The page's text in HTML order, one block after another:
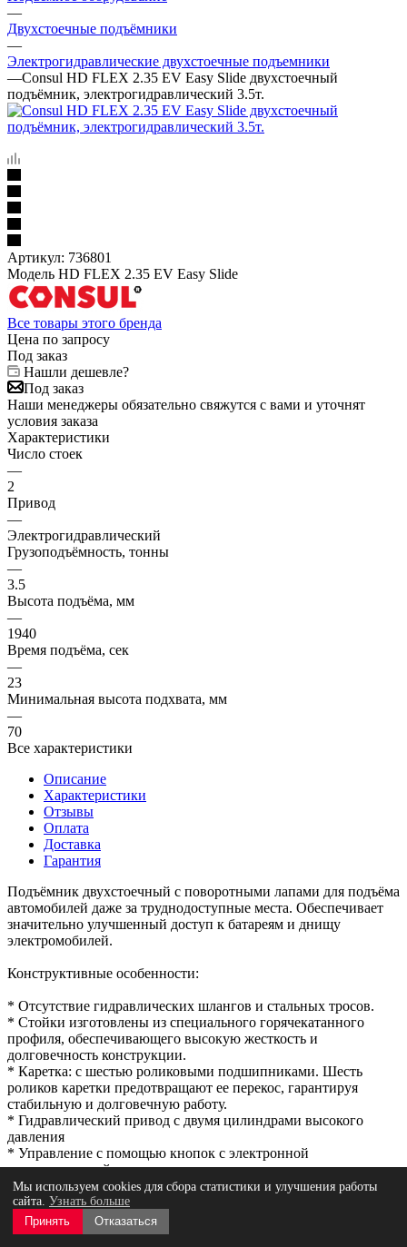
—
Двухстоечные подъёмники
—
Электрогидравлические двухстоечные подъемники
—Consul HD FLEX 2.35 EV Easy Slide двухстоечный
подъёмник, электрогидравлический 3.5т.
Артикул: 736801
Модель HD FLEX 2.35 EV Easy Slide
Все товары этого бренда
Цена по запросу
Под заказ
Нашли дешевле?
Под заказ
Наши менеджеры обязательно свяжутся с вами и уточнят
условия заказа
Характеристики
Число стоек
—
2
Привод
—
Электрогидравлический
Грузоподъёмность, тонны
—
3.5
Высота подъёма, мм
—
1940
Время подъёма, сек
—
23
Минимальная высота подхвата, мм
—
70
Все характеристики
Описание
Характеристики
Отзывы
Оплата
Доставка
Гарантия
Подъёмник двухстоечный с поворотными лапами для подъёма
автомобилей даже за труднодоступные места. Обеспечивает
значительно улучшенный доступ к батареям и днищу
электромобилей.
Конструктивные особенности:
* Отсутствие гидравлических шлангов и стальных тросов.
* Стойки изготовлены из специального горячекатанного
профиля, обеспечивающего высокую жесткость и
долговечность конструкции.
* Каретка: с шестью роликовыми подшипниками. Шесть
роликов каретки предотвращают ее перекос, гарантируя
стабильную и долговечную работу.
* Гидравлический привод с двумя цилиндрами высокого
давления
* Управление с помощью кнопок с электронной
синхронизацией.
* Блокируемый главный выключатель непосредственно на
колонке управления (соответствует стандартам CE).
* Автоматическая блокировка поворотных лап, срабатывает
автоматически с высоты 300 мм.
Мы используем cookies для сбора статистики и улучшения работы
сайта. Узнать больше
Принять
Отказаться